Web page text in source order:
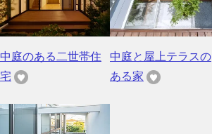
中庭のある二世帯住
宅
中庭と屋上テラスの
ある家